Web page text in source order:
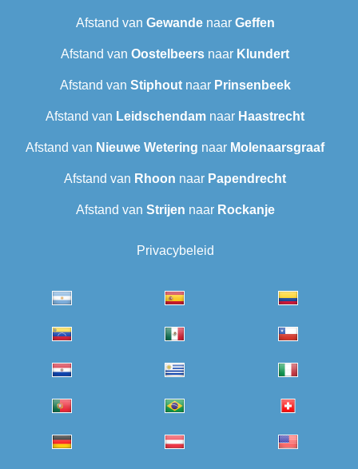
Afstand van Gewandenaar Geffen
Afstand van Oostelbeers naar Klundert
Afstand van Stiphoutnaar Prinsenbeek
Afstand van Leidschendam naar Haastrecht
Afstand van Nieuwe Wetering naar Molenaarsgraaf
Afstand van Rhoon naar Papendrecht
Afstand van Strijen naar Rockanje
Privacybeleid